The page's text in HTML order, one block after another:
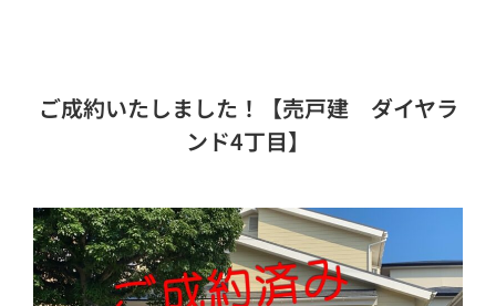
ご成約いたしました！【売戸建 ダイヤラ
ンド4丁目】